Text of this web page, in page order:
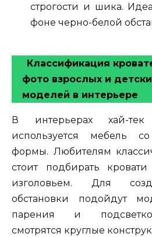
строгости и шика.
фоне черно-белой
Классификация
фото взрослых и
моделей в интерьере
В интерьерах хай-
используется мебель
формы. Любителям
стоит подбирать
изголовьем. Для
обстановки подойдут
парения и
смотрятся круглые